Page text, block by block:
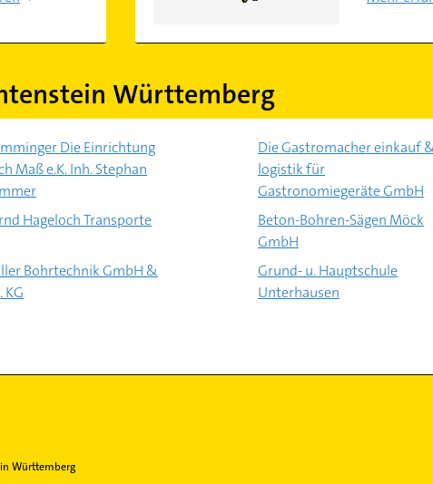
Württemberg
Die Einrichtung
Maß e.K. Inh. Stephan
Die Gastromacher einkauf
logistik für
Gastronomiegeräte GmbH
Hageloch Transporte
Beton-Bohren-Sägen Möck
GmbH
Bohrtechnik GmbH &
KG
Grund- u. Hauptschule
Unterhausen
Württemberg